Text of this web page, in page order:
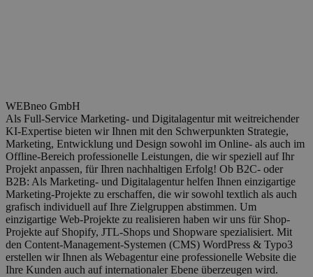
WEBneo GmbH
Als Full-Service Marketing- und Digitalagentur mit weitreichender
KI-Expertise bieten wir Ihnen mit den Schwerpunkten Strategie,
Marketing, Entwicklung und Design sowohl im Online- als auch im
Offline-Bereich professionelle Leistungen, die wir speziell auf Ihr
Projekt anpassen, für Ihren nachhaltigen Erfolg! Ob B2C- oder
B2B: Als Marketing- und Digitalagentur helfen Ihnen einzigartige
Marketing-Projekte zu erschaffen, die wir sowohl textlich als auch
grafisch individuell auf Ihre Zielgruppen abstimmen. Um
einzigartige Web-Projekte zu realisieren haben wir uns für Shop-
Projekte auf Shopify, JTL-Shops und Shopware spezialisiert. Mit
den Content-Management-Systemen (CMS) WordPress & Typo3
erstellen wir Ihnen als Webagentur eine professionelle Website die
Ihre Kunden auch auf internationaler Ebene überzeugen wird.